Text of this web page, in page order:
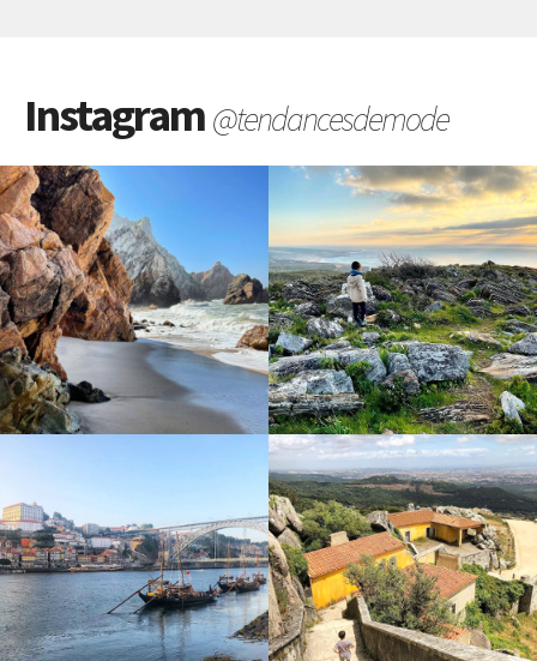
Instagram@tendancesdemode